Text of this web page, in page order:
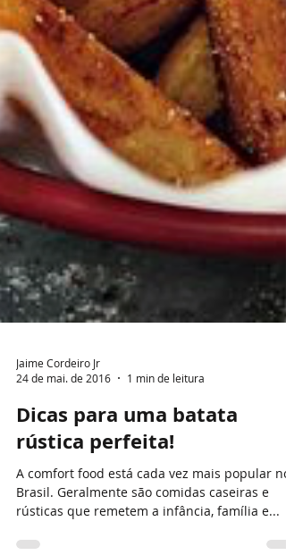
24 de mai. de 2016
1 min de leitura
Dicas para uma batata
rústica perfeita!
A comfort food está cada vez mais popular no
rústicas que remetem a infância, família e...